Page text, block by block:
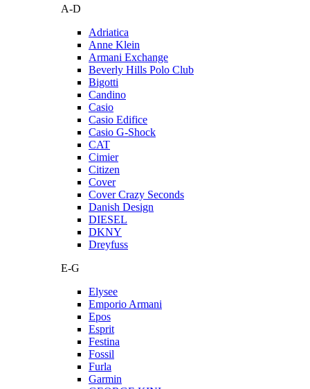
A-D
Adriatica
Anne Klein
Armani Exchange
Beverly Hills Polo Club
Bigotti
Candino
Casio
Casio Edifice
Casio G-Shock
CAT
Cimier
Citizen
Cover
Cover Crazy Seconds
Danish Design
DIESEL
DKNY
Dreyfuss
E-G
Elysee
Emporio Armani
Epos
Esprit
Festina
Fossil
Furla
Garmin